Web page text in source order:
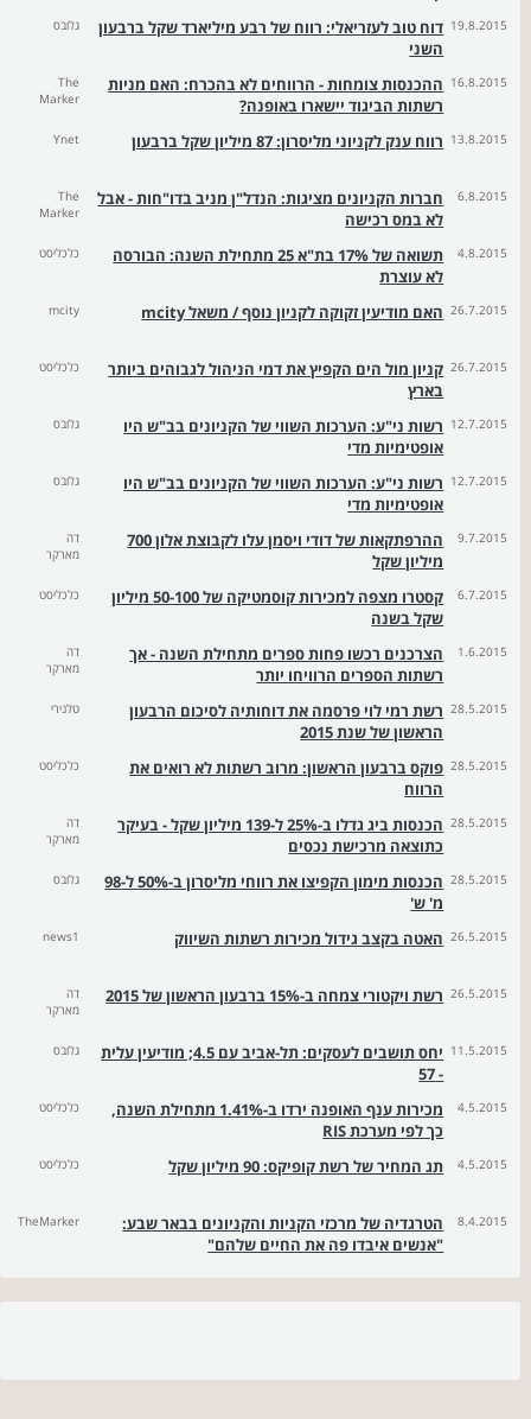
19.8.2015 דוח טוב לעזריאלי: רווח של רבע מיליארד שקל ברבעון
השני
גלובס
16.8.2015 ההכנסות צומחות - הרווחים לא בהכרח: האם מניות
רשתות הביגוד יישארו באופנה?
The
Marker
13.8.2015 רווח ענק לקניוני מליסרון: 87 מיליון שקל ברבעון Ynet
6.8.2015
חברות הקניונים מציגות: הנדל"ן מניב בדו"חות - אבל
לא במס רכישה
The
Marker
4.8.2015
תשואה של 17% בת"א 25 מתחילת השנה: הבורסה
לא עוצרת
כלכליסט
26.7.2015 האם מודיעין זקוקה לקניון נוסף / משאל mcity mcity
26.7.2015 קניון מול הים הקפיץ את דמי הניהול לגבוהים ביותר
בארץ
כלכליסט
12.7.2015 רשות ני"ע: הערכות השווי של הקניונים בב"ש היו
אופטימיות מדי
גלובס
12.7.2015 רשות ני"ע: הערכות השווי של הקניונים בב"ש היו
אופטימיות מדי
גלובס
9.7.2015
ההרפתקאות של דודי ויסמן עלו לקבוצת אלון 700
מיליון שקל
דה
מארקר
6.7.2015
קסטרו מצפה למכירות קוסמטיקה של 50-100 מיליון
שקל בשנה
כלכליסט
1.6.2015
הצרכנים רכשו פחות ספרים מתחילת השנה - אך
רשתות הספרים הרוויחו יותר
דה
מארקר
28.5.2015 רשת רמי לוי פרסמה את דוחותיה לסיכום הרבעון
הראשון של שנת 2015
טלנירי
28.5.2015 פוקס ברבעון הראשון: מרוב רשתות לא רואים את
הרווח
כלכליסט
28.5.2015
הכנסות ביג גדלו ב-25% ל-139 מיליון שקל - בעיקר
כתוצאה מרכישת נכסים
דה
מארקר
28.5.2015
הכנסות מימון הקפיצו את רווחי מליסרון ב-50% ל-98
מ' ש'
גלובס
26.5.2015 האטה בקצב גידול מכירות רשתות השיווק news1
26.5.2015 רשת ויקטורי צמחה ב-15% ברבעון הראשון של 2015
דה
מארקר
11.5.2015
יחס תושבים לעסקים: תל-אביב עם 4.5; מודיעין עלית
- 57
גלובס
4.5.2015
מכירות ענף האופנה ירדו ב-1.41% מתחילת השנה,
כך לפי מערכת RIS
כלכליסט
4.5.2015 תג המחיר של רשת קופיקס: 90 מיליון שקל כלכליסט
8.4.2015
הטרגדיה של מרכזי הקניות והקניונים בבאר שבע:
"אנשים איבדו פה את החיים שלהם"
TheMarker